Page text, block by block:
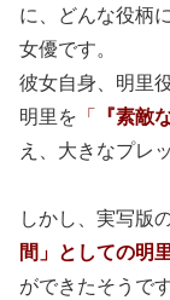
に、どんな役柄
女優です。
彼女自身、明里
明里を 「 『素敵
え、大きなプレ
しかし、実写版
間」としての明
ができたそうです